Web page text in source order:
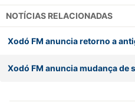
NOTÍCIAS RELACIONADAS
Xodó FM anuncia retorno a